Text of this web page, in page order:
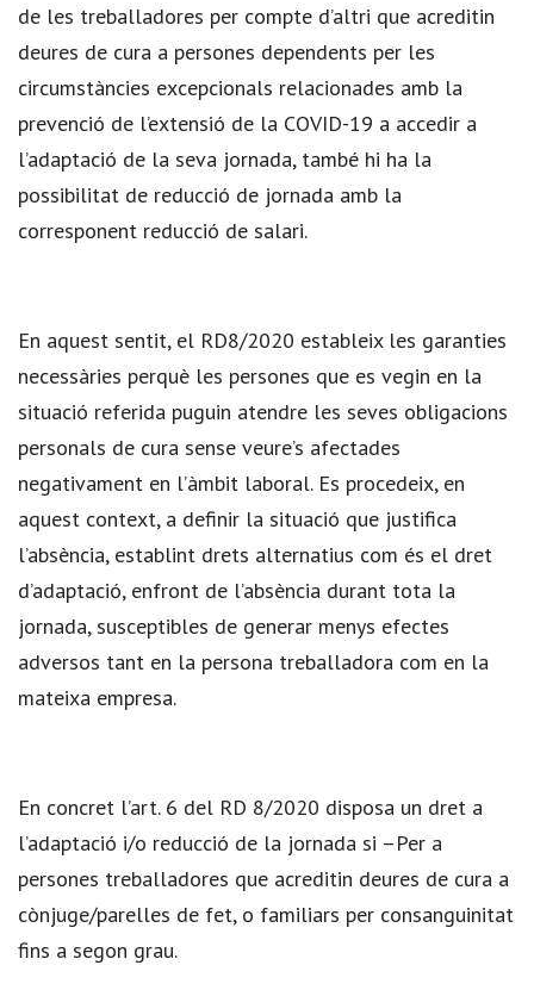
de les treballadores per compte d’altri que acreditin
deures de cura a persones dependents per les
circumstàncies excepcionals relacionades amb la
prevenció de l’extensió de la COVID-19 a accedir a
l’adaptació de la seva jornada, també hi ha la
possibilitat de reducció de jornada amb la
corresponent reducció de salari.
En aquest sentit, el RD8/2020 estableix les garanties
necessàries perquè les persones que es vegin en la
situació referida puguin atendre les seves obligacions
personals de cura sense veure’s afectades
negativament en l’àmbit laboral. Es procedeix, en
aquest context, a definir la situació que justifica
l’absència, establint drets alternatius com és el dret
d’adaptació, enfront de l’absència durant tota la
jornada, susceptibles de generar menys efectes
adversos tant en la persona treballadora com en la
mateixa empresa.
En concret l’art. 6 del RD 8/2020 disposa un dret a
l’adaptació i/o reducció de la jornada si –Per a
persones treballadores que acreditin deures de cura a
cònjuge/parelles de fet, o familiars per consanguinitat
fins a segon grau.